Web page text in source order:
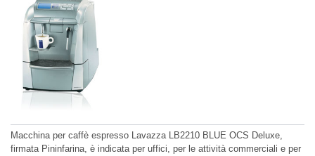
Macchina per caffè espresso Lavazza LB2210 BLUE OCS Deluxe,
firmata Pininfarina, è indicata per uffici, per le attività commerciali e per